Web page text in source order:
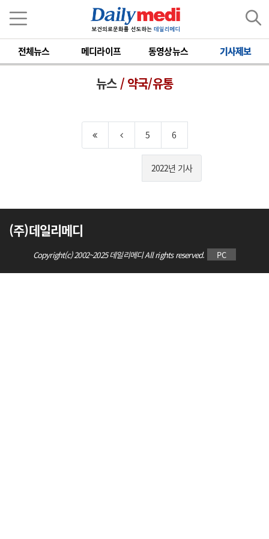
전체뉴스 메디라이프 동영상뉴스 기사제보
뉴스/ 약국/유통
5 6
2022년 기사
(주)데일리메디
Copyright(c) 2002~2025 데일리메디 All rights reserved. PC